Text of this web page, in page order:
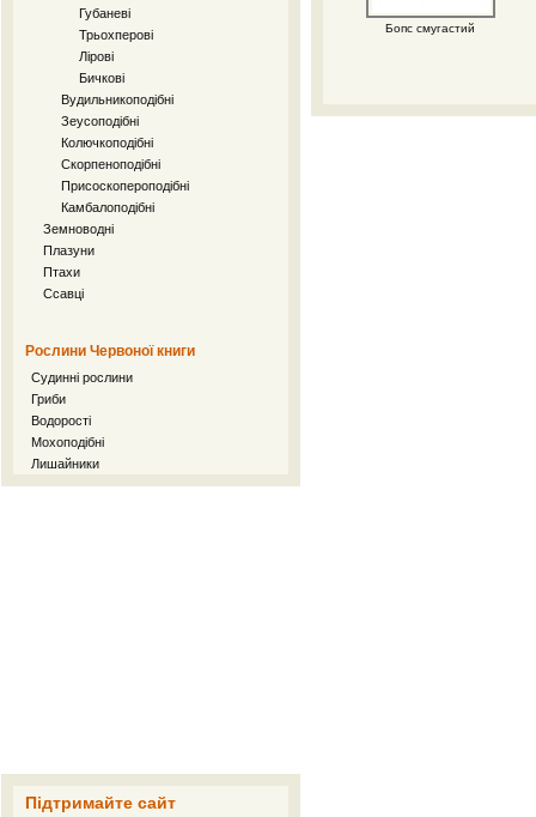
Губаневі
Трьохперові
Лірові
Бичкові
Вудильникоподібні
Зеусоподібні
Колючкоподібні
Скорпеноподібні
Присоскопероподібні
Камбалоподібні
Земноводні
Плазуни
Птахи
Ссавці
Рослини Червоної книги
Судинні рослини
Гриби
Водорості
Мохоподібні
Лишайники
Підтримайте сайт
Бопс смугастий